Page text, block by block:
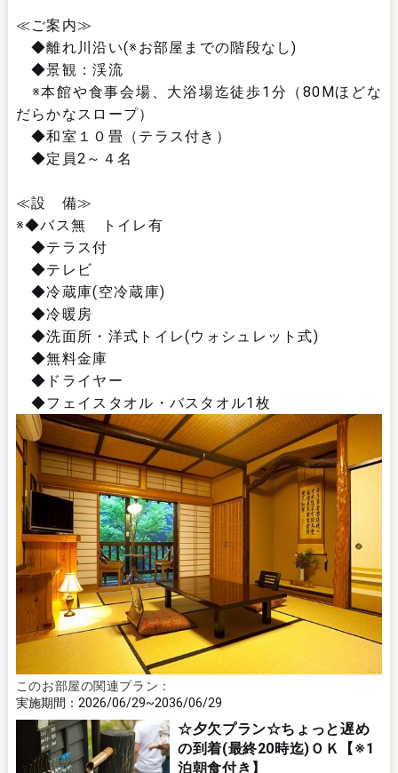
≪ご案内≫
◆離れ川沿い(※お部屋までの階段なし)
◆景観：渓流
※本館や食事会場、大浴場迄徒歩1分（80Mほどな
だらかなスロープ）
◆和室１０畳（テラス付き）
◆定員2～４名
≪設 備≫
※◆バス無 トイレ有
◆テラス付
◆テレビ
◆冷蔵庫(空冷蔵庫)
◆冷暖房
◆洗面所・洋式トイレ(ウォシュレット式)
◆無料金庫
◆ドライヤー
◆フェイスタオル・バスタオル1枚
このお部屋の関連プラン：
2026/06/29
2036/06/29
☆夕欠プラン☆ちょっと遅め
の到着(最終20時迄)ＯＫ【※1
泊朝食付き】